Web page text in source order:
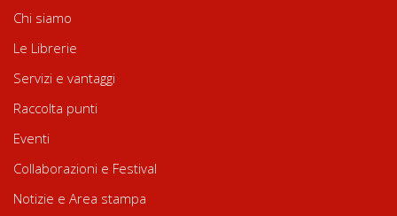
Chi siamo
Le Librerie
Servizi e vantaggi
Raccolta punti
Eventi
Collaborazioni e Festival
Notizie e Area stampa